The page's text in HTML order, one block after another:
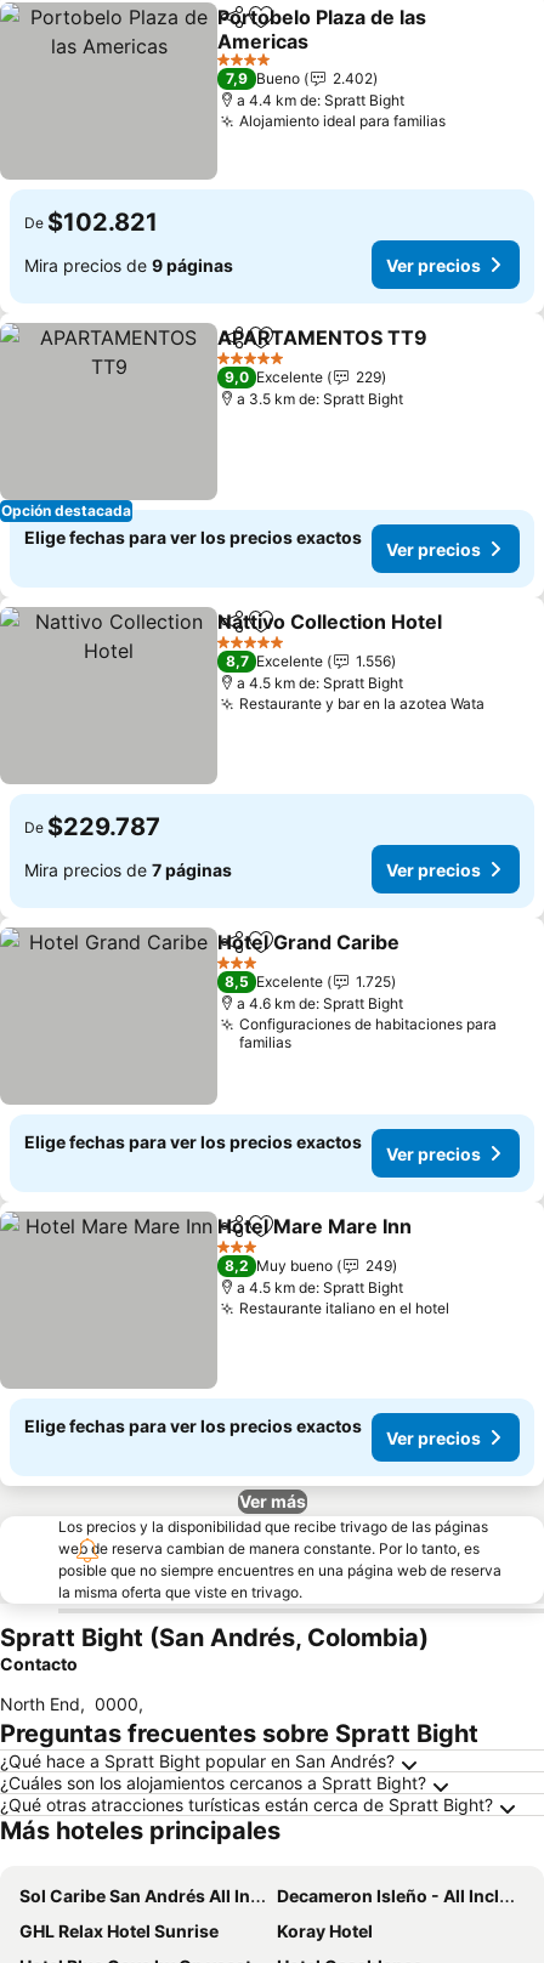
CompartirAgregar a favoritos
Portobelo Plaza de las
Americas
Ver precios
4 Estrellas
7,9 Bueno
2.402
a 4.4 km de: Spratt Bight
Alojamiento ideal para familiasVer
De $102.821
Mira precios de 9 páginas Ver precios
Opción destacada
CompartirAgregar a favoritos
APARTAMENTOS TT9
5 Estrellas
9,0 Excelente
229
a 3.5 km de: Spratt Bight
Elige fechas para ver los precios exactos
Ver precios
CompartirAgregar a favoritos
Nattivo Collection Hotel
5 Estrellas
8,7 Excelente
1.556
a 4.5 km de: Spratt Bight
Restaurante y bar en la azotea Wata
De $229.787
Mira precios de 7 páginas Ver precios
CompartirAgregar a favoritos
Hotel Grand Caribe
3 Estrellas
8,5 Excelente
1.725
a 4.6 km de: Spratt Bight
Configuraciones de habitaciones para
familias
Elige fechas para ver los precios exactos
Ver precios
CompartirAgregar a favoritos
Hotel Mare Mare Inn
3 Estrellas
8,2 Muy bueno
249
a 4.5 km de: Spratt Bight
Restaurante italiano en el hotel
Elige fechas para ver los precios exactos
Ver precios
Ver más
Los precios y la disponibilidad que recibe trivago de las páginas
web de reserva cambian de manera constante. Por lo tanto, es
posible que no siempre encuentres en una página web de reserva
la misma oferta que viste en trivago.
Spratt Bight (San Andrés, Colombia)
Contacto
North End, 0000,
Preguntas frecuentes sobre Spratt Bight
¿Qué hace a Spratt Bight popular en San Andrés?
¿Cuáles son los alojamientos cercanos a Spratt Bight?
¿Qué otras atracciones turísticas están cerca de Spratt Bight?
Más hoteles principales
Sol Caribe San Andrés All Inclusive
Decameron Isleño - All Inclusive
GHL Relax Hotel Sunrise
Koray Hotel